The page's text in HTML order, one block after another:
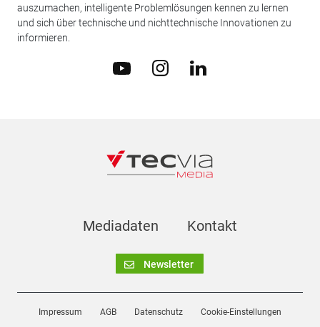
auszumachen, intelligente Problemlösungen kennen zu lernen
und sich über technische und nichttechnische Innovationen zu
informieren.
Mediadaten Kontakt
Newsletter
Impressum AGB Datenschutz Cookie-Einstellungen